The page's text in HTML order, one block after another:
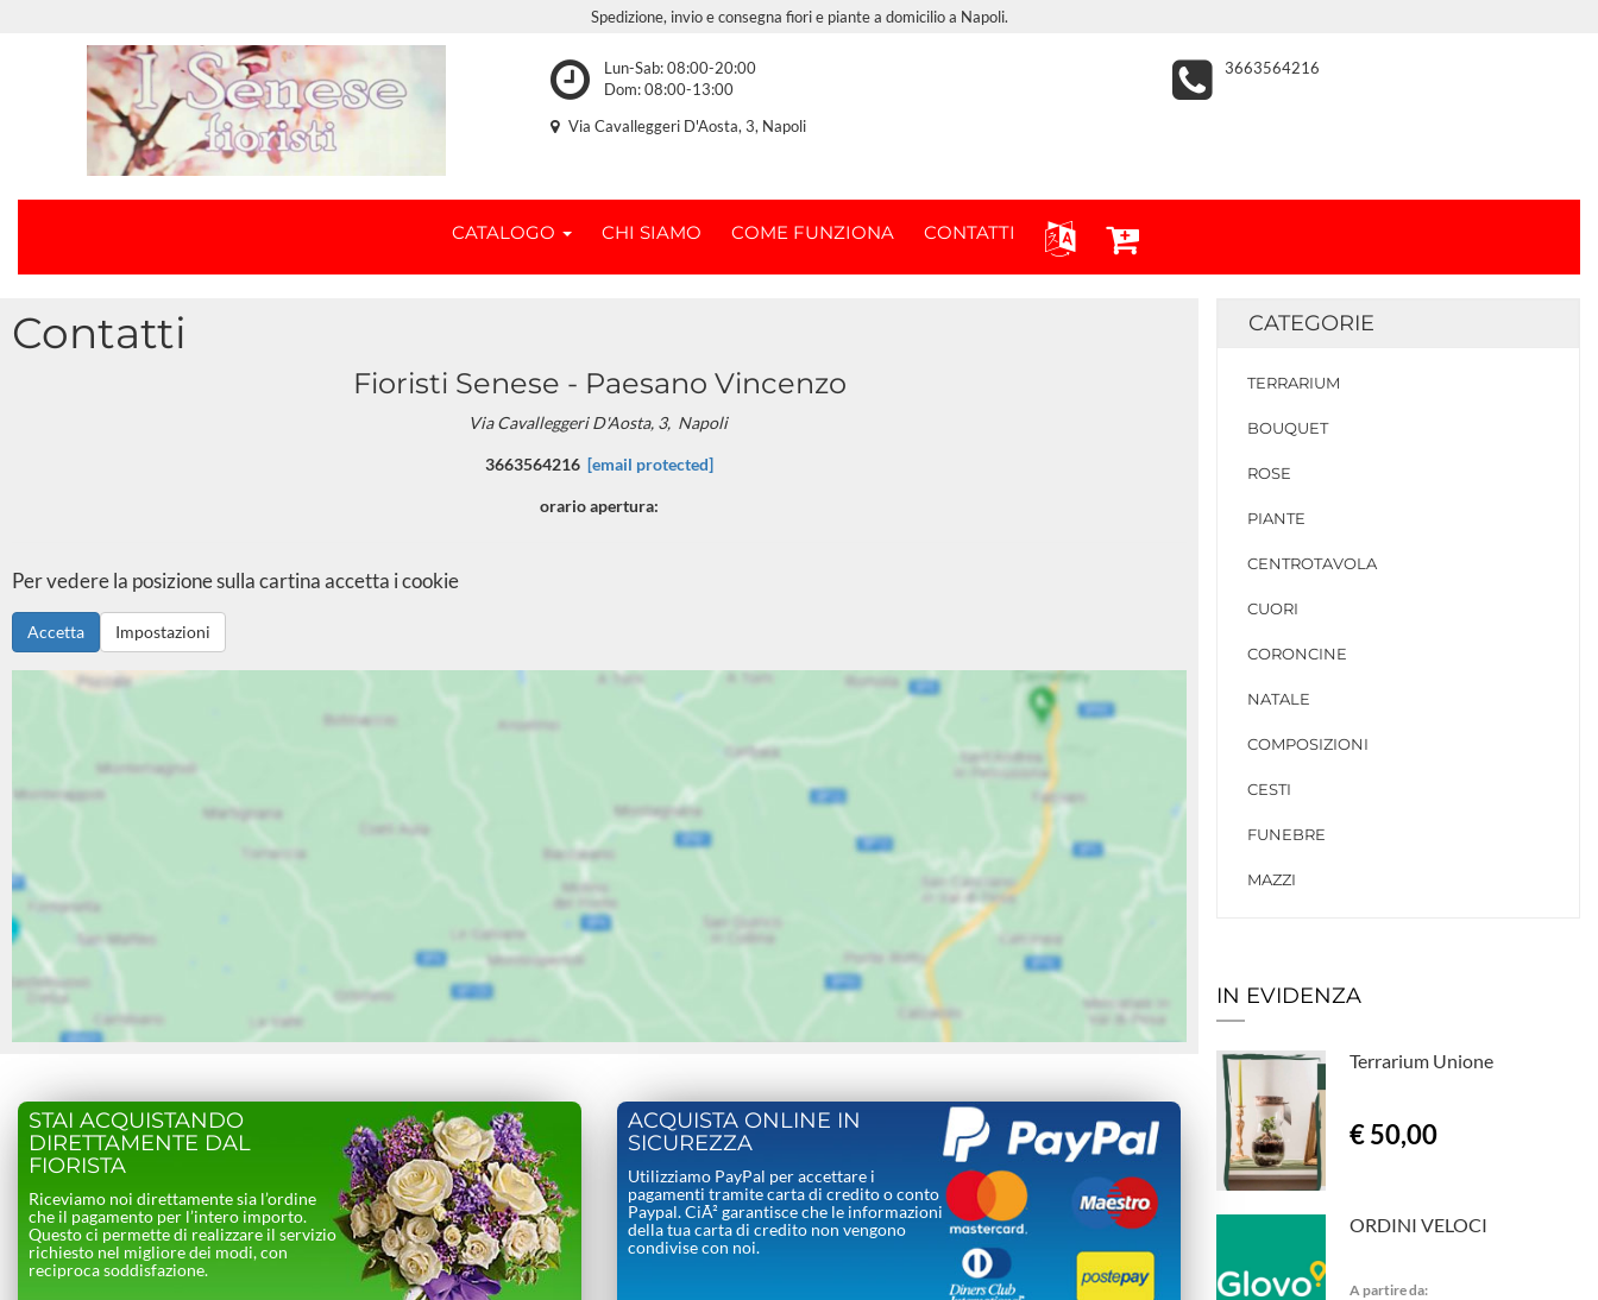
Spedizione, invio e consegna fiori e piante a domicilio a Napoli.
Lun-Sab: 08:00-20:00
Dom: 08:00-13:00
3663564216
Via Cavalleggeri D'Aosta, 3, Napoli
CATALOGO CHI SIAMO COME FUNZIONA CONTATTI
Contatti
Fioristi Senese - Paesano Vincenzo
Via Cavalleggeri D'Aosta, 3, Napoli
3663564216 [email protected]
orario apertura:
Per vedere la posizione sulla cartina accetta i cookie
Accetta Impostazioni
STAI ACQUISTANDO
DIRETTAMENTE DAL
FIORISTA
Riceviamo noi direttamente sia l’ordine
che il pagamento per l’intero importo.
Questo ci permette di realizzare il servizio
richiesto nel migliore dei modi, con
reciproca soddisfazione.
ACQUISTA ONLINE IN
SICUREZZA
Utilizziamo PayPal per accettare i
pagamenti tramite carta di credito o conto
Paypal. CiÃ² garantisce che le informazioni
della tua carta di credito non vengono
condivise con noi.
CATEGORIE
TERRARIUM
BOUQUET
ROSE
PIANTE
CENTROTAVOLA
CUORI
CORONCINE
NATALE
COMPOSIZIONI
CESTI
FUNEBRE
MAZZI
IN EVIDENZA
Terrarium Unione
€ 50,00
ORDINI VELOCI
A partire da: